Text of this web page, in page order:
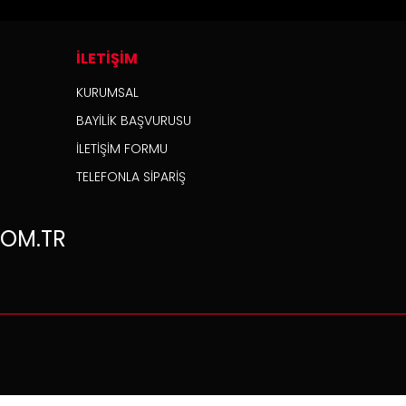
İLETİŞİM
KURUMSAL
BAYİLİK BAŞVURUSU
İLETİŞİM FORMU
TELEFONLA SİPARİŞ